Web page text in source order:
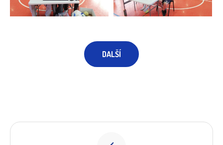
DALŠÍ